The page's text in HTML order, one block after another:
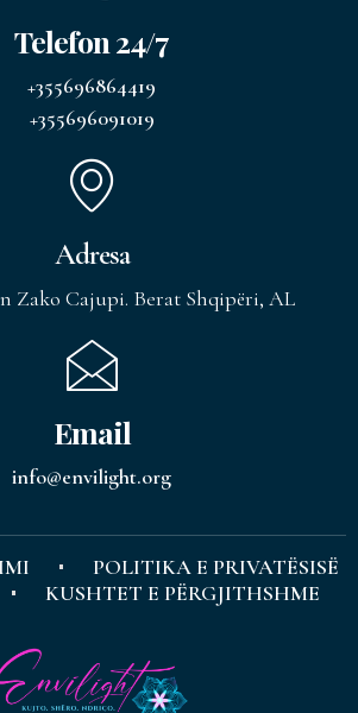
Telefon 24/7
+355696864419
+355696091019
Adresa
Zako Cajupi. Berat Shqipëri, AL
Email
info@envilight.org
POLITIKA E PRIVATËSISË
KUSHTET E PËRGJITHSHME